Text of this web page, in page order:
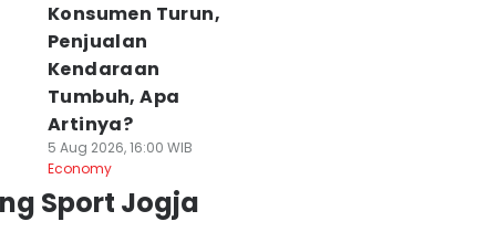
Konsumen Turun,
Penjualan
Kendaraan
Tumbuh, Apa
Artinya?
5 Aug 2026, 16:00 WIB
Economy
Sport Jogja